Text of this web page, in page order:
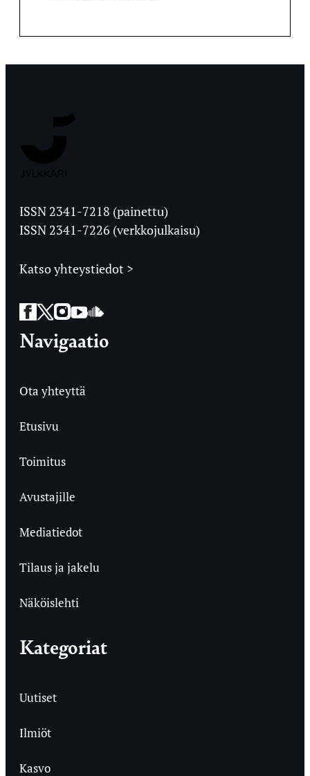
Ylioppilaslehti
ISSN 2341-7218 (painettu)
ISSN 2341-7226 (verkkojulkaisu)
Katso yhteystiedot >
Facebook
Twitter
Instagram
YouTube
SoundCloud
Navigaatio
Ota yhteyttä
Etusivu
Toimitus
Avustajille
Mediatiedot
Tilaus ja jakelu
Näköislehti
Kategoriat
Uutiset
Ilmiöt
Kasvo